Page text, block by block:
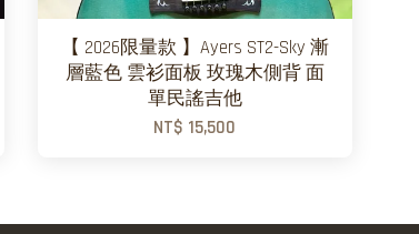
【 2026限量款 】Ayers ST2-Sky 漸
層藍色 雲衫面板 玫瑰木側背 面
單民謠吉他
NT$ 15,500